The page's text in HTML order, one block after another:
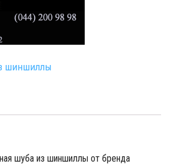
шиншиллы
шуба из шиншиллы от бренда